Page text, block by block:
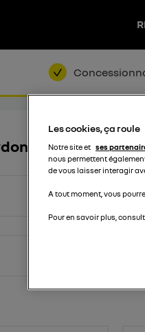
Les cookies, ça roule
Notre site et ses
nous permettent
de vous laisser interagir
A tout moment, vous
Pour en savoir plus,